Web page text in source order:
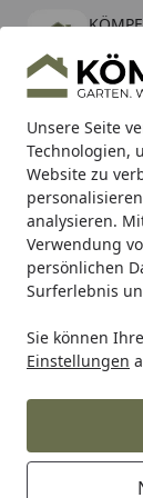
Unsere Seite
Technologien,
Website zu
analysieren.
Verwendung
persönlichen
Surferlebnis
Sie können
Einstellungen
kostenlos
Alle Produkte
Mein Konto
Suchen
Karibu
Startseite
Grill
Weber